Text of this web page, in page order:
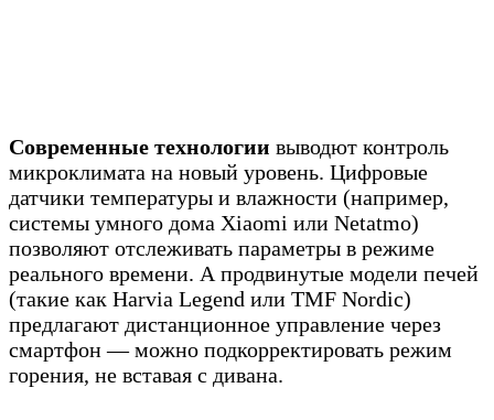
Современные технологии выводют контроль
микроклимата на новый уровень. Цифровые
датчики температуры и влажности (например,
системы умного дома Xiaomi или Netatmo)
позволяют отслеживать параметры в режиме
реального времени. А продвинутые модели печей
(такие как Harvia Legend или TMF Nordic)
предлагают дистанционное управление через
смартфон — можно подкорректировать режим
горения, не вставая с дивана.